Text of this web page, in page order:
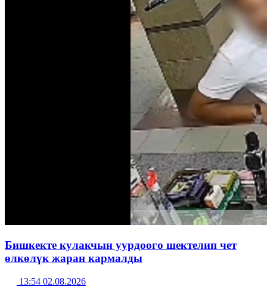
Бишкекте кулакчын уурдоого шектелип чет
өлкөлүк жаран кармалды
13:54 02.08.2026